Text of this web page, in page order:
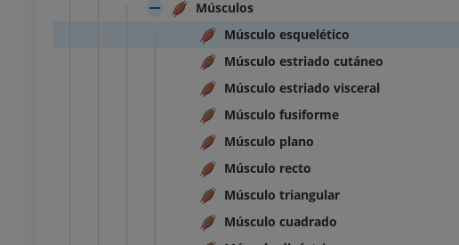
Músculos
Músculo esquelético
Músculo estriado cutáneo
Músculo estriado visceral
Músculo fusiforme
Músculo plano
Músculo recto
Músculo triangular
Músculo cuadrado